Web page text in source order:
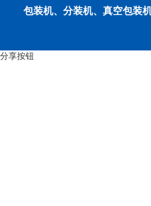
包装机、分装机、真空包装
分享按钮